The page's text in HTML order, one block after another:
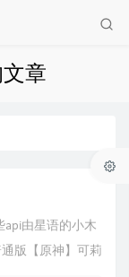
章
由星语的小木
版【原神】可莉